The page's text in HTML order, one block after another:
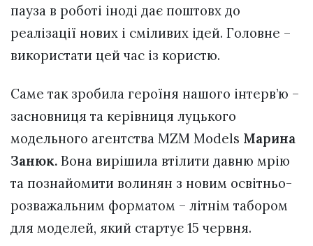
пауза в роботі іноді дає поштовх до
реалізації нових і сміливих ідей. Головне –
використати цей час із користю.
Саме так зробила героїня нашого інтерв’ю –
засновниця та керівниця луцького
модельного агентства MZM Models Марина
Занюк. Вона вирішила втілити давню мрію
та познайомити волинян з новим освітньо-
розважальним форматом – літнім табором
для моделей, який стартує 15 червня.